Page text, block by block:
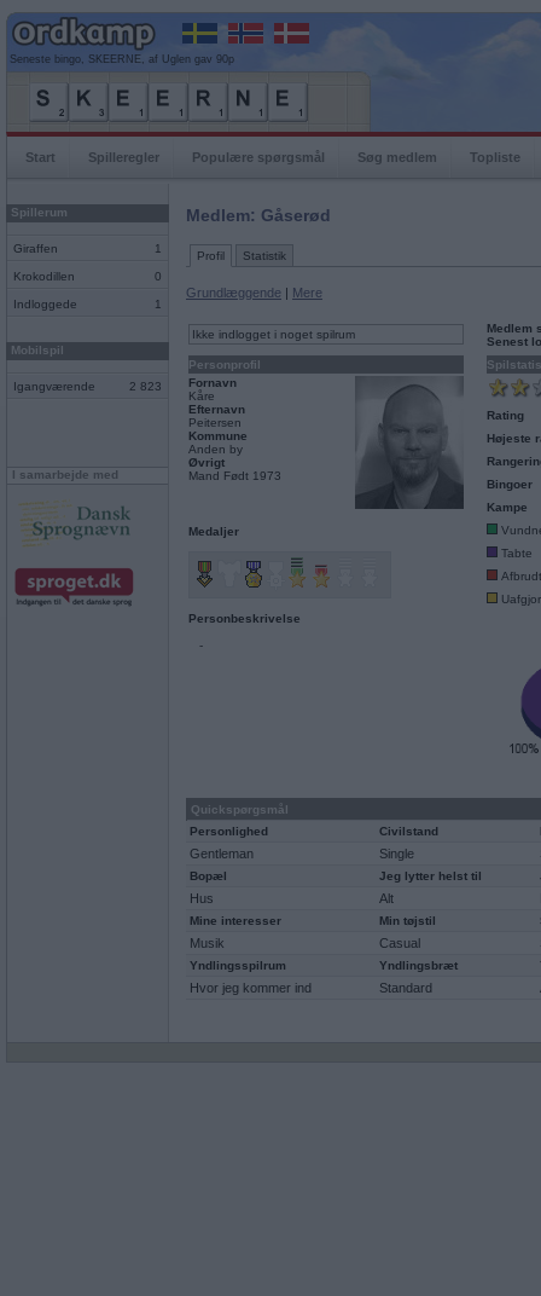
Seneste bingo, SKEERNE, af Uglen gav 90p
Start Spilleregler Populære spørgsmål Søg medlem Topliste
Spillerum
Giraffen 1
Krokodillen 0
Indloggede 1
Mobilspil
Igangværende 2 823
I samarbejde med
Medlem: Gåserød
Profil Statistik
Grundlæggende | Mere
Ikke indlogget i noget spilrum
Personprofil
Fornavn
Kåre
Efternavn
Peitersen
Kommune
Anden by
Øvrigt
Mand Født 1973
Medaljer
Personbeskrivelse
-
Medlem
Senest
Rating
Højeste
Bingoer
Kampe
Tabte
Quickspørgsmål
Personlighed
Civilstand
Gentleman Single
Bopæl Jeg lytter helst til
Hus Alt
Mine interesser Min tøjstil
Musik Casual
Yndlingsspilrum Yndlingsbræt
Hvor jeg kommer ind Standard